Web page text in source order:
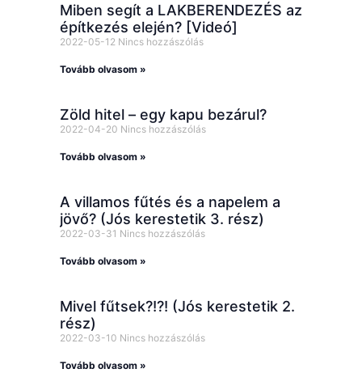
Miben segít a LAKBERENDEZÉS az
építkezés elején? [Videó]
2022-05-12 Nincs hozzászólás
Tovább olvasom »
Zöld hitel – egy kapu bezárul?
2022-04-20 Nincs hozzászólás
Tovább olvasom »
A villamos fűtés és a napelem a
jövő? (Jós kerestetik 3. rész)
2022-03-31 Nincs hozzászólás
Tovább olvasom »
Mivel fűtsek?!?! (Jós kerestetik 2.
rész)
2022-03-10 Nincs hozzászólás
Tovább olvasom »